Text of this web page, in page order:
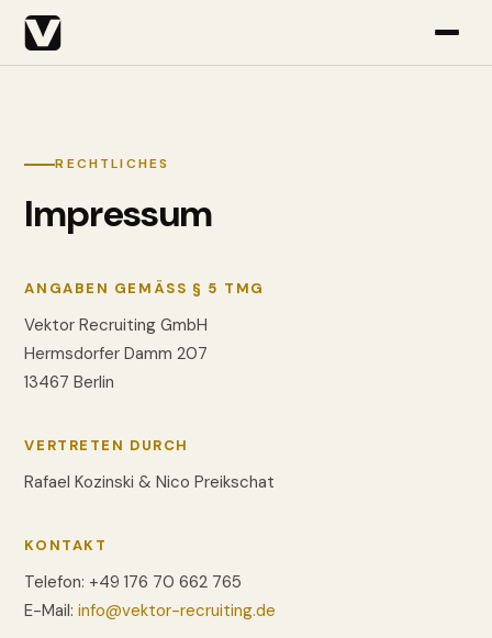
RECHTLICHES
Impressum
ANGABEN GEMÄSS § 5 TMG
Vektor Recruiting GmbH
Hermsdorfer Damm 207
13467 Berlin
VERTRETEN DURCH
Rafael Kozinski & Nico Preikschat
KONTAKT
Telefon: +49 176 70 662 765
E-Mail:info@vektor-recruiting.de